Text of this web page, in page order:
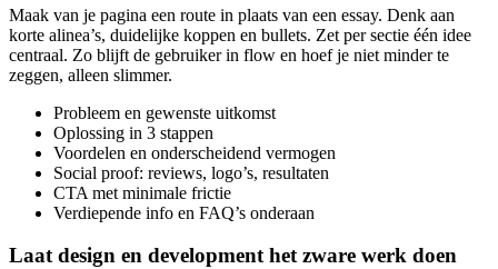
Maak van je pagina een route in plaats van een essay. Denk aan
korte alinea’s, duidelijke koppen en bullets. Zet per sectie één idee
centraal. Zo blijft de gebruiker in flow en hoef je niet minder te
zeggen, alleen slimmer.
Probleem en gewenste uitkomst
Oplossing in 3 stappen
Voordelen en onderscheidend vermogen
Social proof: reviews, logo’s, resultaten
CTA met minimale frictie
Verdiepende info en FAQ’s onderaan
Laat design en development het zware werk doen